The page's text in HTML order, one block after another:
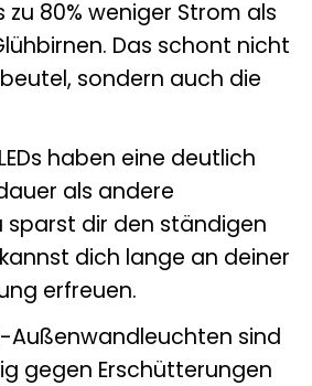
80% weniger Strom als
Das schont nicht
sondern auch die
LEDs haben eine deutlich
als andere
sparst dir den ständigen
dich lange an deiner
erfreuen.
Außenwandleuchten sind
gegen Erschütterungen